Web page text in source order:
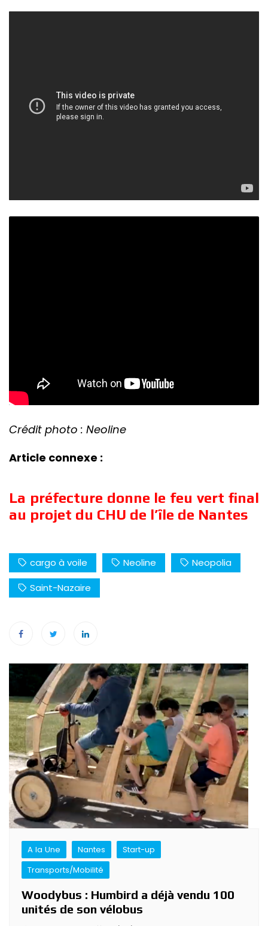
Crédit photo : Neoline
Article connexe :
La préfecture donne le feu vert final
au projet du CHU de l’île de Nantes
cargo à voile Neoline
Neopolia
Saint-Nazaire
Navigation
de
l’article
A la Une Nantes
Start-up
Transports/Mobilité
Woodybus : Humbird a déjà vendu 100
unités de son vélobus